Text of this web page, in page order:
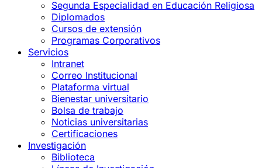
Segunda Especialidad en Educación Religiosa
Diplomados
Cursos de extensión
Programas Corporativos
Servicios
Intranet
Correo Institucional
Plataforma virtual
Bienestar universitario
Bolsa de trabajo
Noticias universitarias
Certificaciones
Investigación
Biblioteca